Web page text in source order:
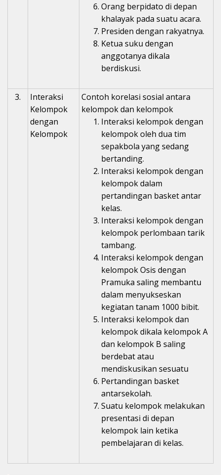
Orang berpidato di depan
khalayak pada suatu acara.
Presiden dengan rakyatnya.
Ketua suku dengan
anggotanya dikala
berdiskusi.
3.
Interaksi
Kelompok
dengan
Kelompok
Contoh korelasi sosial antara
kelompok dan kelompok
Interaksi kelompok dengan
kelompok oleh dua tim
sepakbola yang sedang
bertanding.
Interaksi kelompok dengan
kelompok dalam
pertandingan basket antar
kelas.
Interaksi kelompok dengan
kelompok perlombaan tarik
tambang.
Interaksi kelompok dengan
kelompok Osis dengan
Pramuka saling membantu
dalam menyukseskan
kegiatan tanam 1000 bibit.
Interaksi kelompok dan
kelompok dikala kelompok A
dan kelompok B saling
berdebat atau
mendiskusikan sesuatu
Pertandingan basket
antarsekolah.
Suatu kelompok melakukan
presentasi di depan
kelompok lain ketika
pembelajaran di kelas.